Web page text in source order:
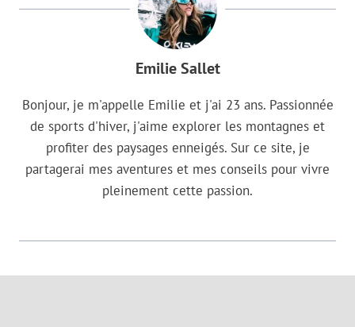
Emilie Sallet
Bonjour, je m'appelle Emilie et j'ai 23 ans. Passionnée
de sports d'hiver, j'aime explorer les montagnes et
profiter des paysages enneigés. Sur ce site, je
partagerai mes aventures et mes conseils pour vivre
pleinement cette passion.